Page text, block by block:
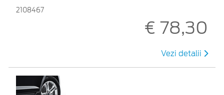
2108467
€ 78,30
Vezi detalii